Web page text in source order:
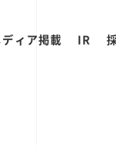
ィア掲載 IR